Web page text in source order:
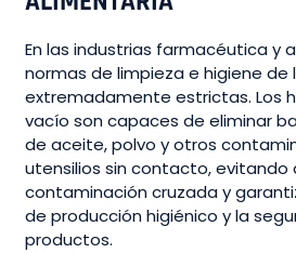
En las industrias farmacéutica y
normas de limpieza e higiene de
extremadamente estrictas. Los
vacío son capaces de eliminar
de aceite, polvo y otros
utensilios sin contacto, evitando
contaminación cruzada y
de producción higiénico y la
productos.